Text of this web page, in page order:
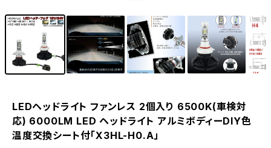
LEDヘッドライト ファンレス 2個入り 6500K(車検対
応) 6000LM LED ヘッドライト アルミボディーDIY色
温度交換シート付「X3HL-H0.A」